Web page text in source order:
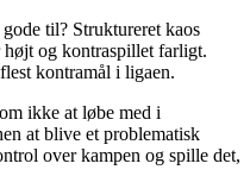
til? Struktureret kaos
højt og kontraspillet farligt.
kontramål i ligaen.
ikke at løbe med i
at blive et problematisk
over kampen og spille det,